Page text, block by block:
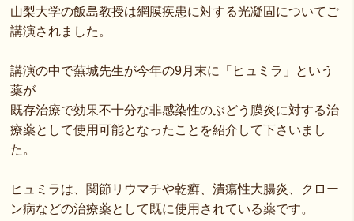
山梨大学の飯島教授は網膜疾患に対する光凝固についてご
講演されました。
講演の中で蕪城先生が今年の9月末に「ヒュミラ」という
薬が
既存治療で効果不十分な非感染性のぶどう膜炎に対する治
療薬として使用可能となったことを紹介して下さいまし
た。
ヒュミラは、関節リウマチや乾癬、潰瘍性大腸炎、クロー
ン病などの治療薬として既に使用されている薬です。